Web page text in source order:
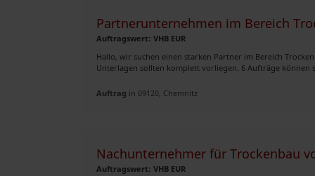
Partnerunternehmen im Bereich
Auftragswert: VHB EUR
Hallo, wir suchen einen starken Partner im Bereich
Unterlagen sollten komplett vorliegen. 6 Aufträge können
Auftrag in 09120, Chemnitz
Nachunternehmer für Trockenbau
Auftragswert: VHB EUR